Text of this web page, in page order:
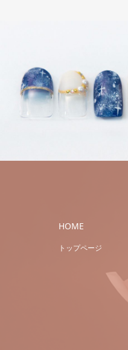
ハンドジェル
HOME
トップページ